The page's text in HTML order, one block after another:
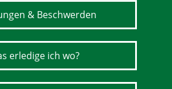
& Beschwerden
erledige ich wo?